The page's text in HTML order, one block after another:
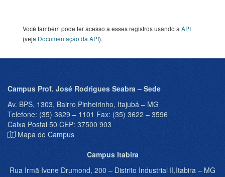
Você também pode ter acesso a esses registros usando a API
(veja Documentação da API).
Campus Prof. José Rodrigues Seabra – Sede
Av. BPS, 1303, Bairro Pinheirinho, Itajubá – MG
Telefone: (35) 3629 – 1101 Fax: (35) 3622 – 3596
Caixa Postal 50 CEP: 37500 903
Mapa do Campus
Campus Itabira
Rua Irmã Ivone Drumond, 200 – Distrito Industrial II,Itabira – MG